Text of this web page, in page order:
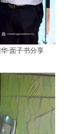
·面子书分享